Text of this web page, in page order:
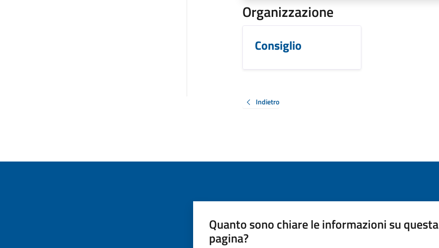
Organizzazione
Consiglio
Indietro
Quanto sono chiare le informazioni su questa
pagina?